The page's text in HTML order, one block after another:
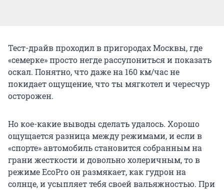
Тест-драйв проходил в пригородах Москвы, где
«семерке» просто негде рассупониться и показать
оскал. Понятно, что даже на 160 км/час не
покидает ощущение, что ты мягкотел и чересчур
осторожен.
Но кое-какие выводы сделать удалось. Хорошо
ощущается разница между режимами, и если в
«спорте» автомобиль становится собранным на
грани жесткости и довольно холеричным, то в
режиме EcoPro он размякает, как гудрон на
солнце, и усыпляет тебя своей вальяжностью. При